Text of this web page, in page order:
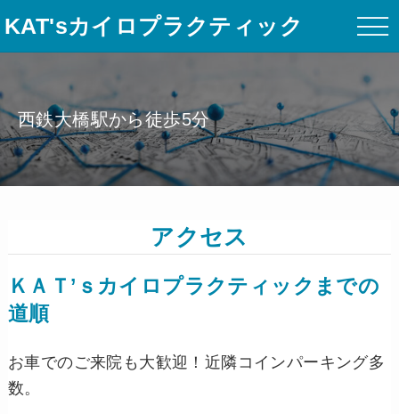
KAT'sカイロプラクティック
西鉄大橋駅から徒歩5分
アクセス
ＫＡＴ’ｓカイロプラクティックまでの
道順
お車でのご来院も大歓迎！近隣コインパーキング多
数。